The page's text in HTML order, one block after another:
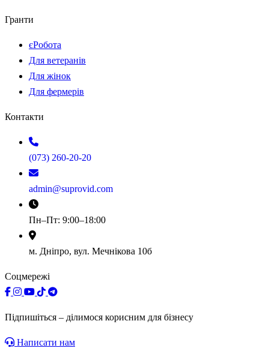
Гранти
єРобота
Для ветеранів
Для жінок
Для фермерів
Контакти
(073) 260-20-20
admin@suprovid.com
Пн–Пт: 9:00–18:00
м. Дніпро, вул. Мечнікова 10б
Соцмережі
Підпишіться – ділимося корисним для бізнесу
Написати нам